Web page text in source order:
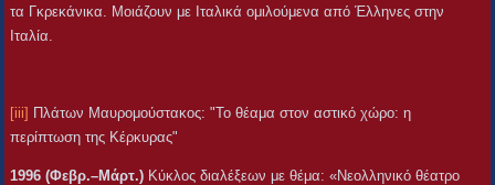
τα Γκρεκάνικα. Μοιάζουν με Ιταλικά ομιλούμενα από Έλληνες στην
Ιταλία.
[iii] Πλάτων Μαυρομούστακος: "Το θέαμα στον αστικό χώρο: η
περίπτωση της Κέρκυρας"
1996 (Φεβρ.–Μάρτ.) Κύκλος διαλέξεων με θέμα: «Νεολληνικό θέατρο